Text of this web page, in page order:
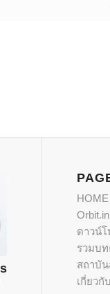
HOME
ดาวน์
รวมบ
สถาบั
เกี่ยวกั